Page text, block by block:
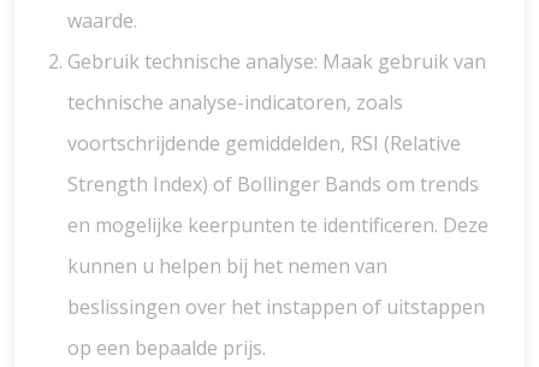
waarde.
Gebruik technische analyse: Maak gebruik van
technische analyse-indicatoren, zoals
voortschrijdende gemiddelden, RSI (Relative
Strength Index) of Bollinger Bands om trends
en mogelijke keerpunten te identificeren. Deze
kunnen u helpen bij het nemen van
beslissingen over het instappen of uitstappen
op een bepaalde prijs.